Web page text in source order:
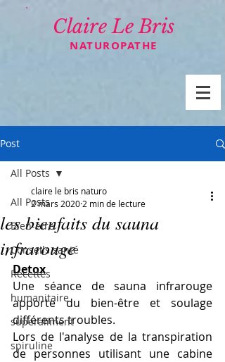
Claire Le Bris
NATUROPATHE
Post
All Posts
Bien-être
Conseils santé
Recettes
humanitaire
superaliment
spiruline
All Posts
les bienfaits du sauna
infrarouge
claire le bris naturo
2 mars 2020 2 min de lecture
Detox
Une séance de sauna infrarouge
apporte du bien-être et soulage
différents troubles.
Lors de l'analyse de la transpiration
de personnes utilisant une cabine